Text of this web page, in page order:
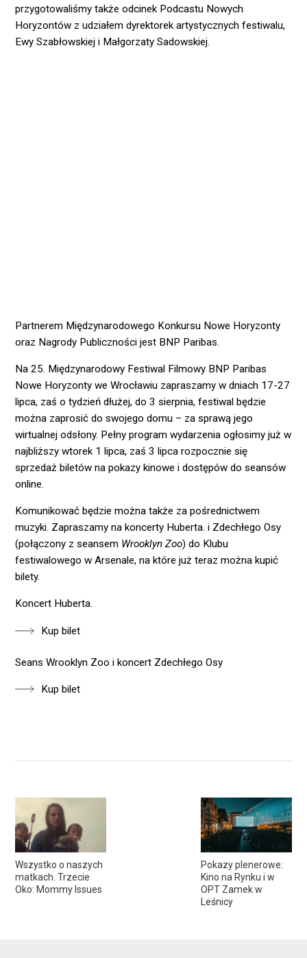
Wszystko o naszych
matkach. Trzecie
Oko: Mommy Issues
Pokazy plenerowe:
Kino na Rynku i w
OPT Zamek w
Leśnicy
przygotowaliśmy także odcinek Podcastu Nowych
Horyzontów z udziałem dyrektorek artystycznych festiwalu,
Ewy Szabłowskiej i Małgorzaty Sadowskiej.
Partnerem Międzynarodowego Konkursu Nowe Horyzonty
oraz Nagrody Publiczności jest BNP Paribas.
Na 25. Międzynarodowy Festiwal Filmowy BNP Paribas
Nowe Horyzonty we Wrocławiu zapraszamy w dniach 17-27
lipca, zaś o tydzień dłużej, do 3 sierpnia, festiwal będzie
można zaprosić do swojego domu – za sprawą jego
wirtualnej odsłony. Pełny program wydarzenia ogłosimy już w
najbliższy wtorek 1 lipca, zaś 3 lipca rozpocznie się
sprzedaż biletów na pokazy kinowe i dostępów do seansów
online.
Komunikować będzie można także za pośrednictwem
muzyki. Zapraszamy na koncerty Huberta. i Zdechłego Osy
(połączony z seansem Wrooklyn Zoo) do Klubu
festiwalowego w Arsenale, na które już teraz można kupić
bilety.
Koncert Huberta.
Kup bilet
Seans Wrooklyn Zoo i koncert Zdechłego Osy
Kup bilet